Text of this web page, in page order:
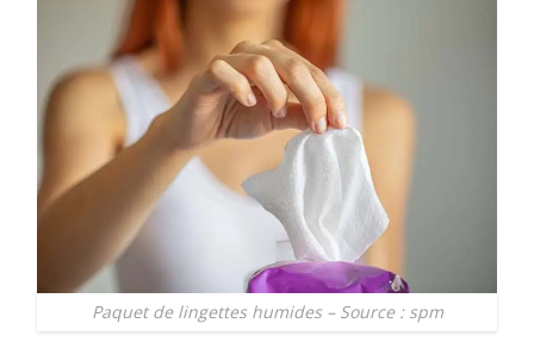
Paquet de lingettes humides – Source : spm